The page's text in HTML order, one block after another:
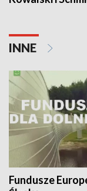
INNE
Fundusze